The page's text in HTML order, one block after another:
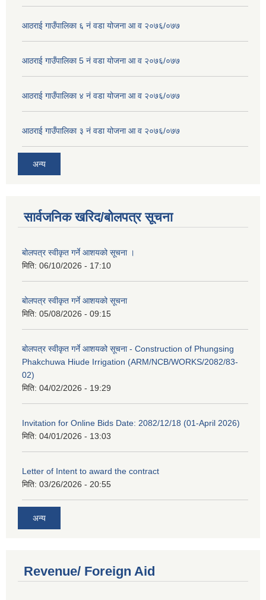
आठराई गाउँपालिका ६ नं वडा योजना आ व २०७६/०७७
आठराई गाउँपालिका 5 नं वडा योजना आ व २०७६/०७७
आठराई गाउँपालिका ४ नं वडा योजना आ व २०७६/०७७
आठराई गाउँपालिका ३ नं वडा योजना आ व २०७६/०७७
अन्य
सार्वजनिक खरिद/बोलपत्र सूचना
बोलपत्र स्वीकृत गर्ने आशयको सूचना ।
मिति: 06/10/2026 - 17:10
बोलपत्र स्वीकृत गर्ने आशयको सूचना
मिति: 05/08/2026 - 09:15
बोलपत्र स्वीकृत गर्ने आशयको सूचना - Construction of Phungsing
Phakchuwa Hiude Irrigation (ARM/NCB/WORKS/2082/83-
02)
मिति: 04/02/2026 - 19:29
Invitation for Online Bids Date: 2082/12/18 (01-April 2026)
मिति: 04/01/2026 - 13:03
Letter of Intent to award the contract
मिति: 03/26/2026 - 20:55
अन्य
Revenue/ Foreign Aid